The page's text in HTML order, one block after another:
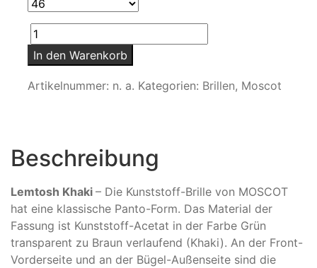
Lemtosh
Khaki
In den Warenkorb
Artikelnummer: n. a. Kategorien: Brillen, Moscot
Beschreibung
Lemtosh Khaki – Die Kunststoff-Brille von MOSCOT
hat eine klassische Panto-Form. Das Material der
Fassung ist Kunststoff-Acetat in der Farbe Grün
transparent zu Braun verlaufend (Khaki). An der Front-
Vorderseite und an der Bügel-Außenseite sind die